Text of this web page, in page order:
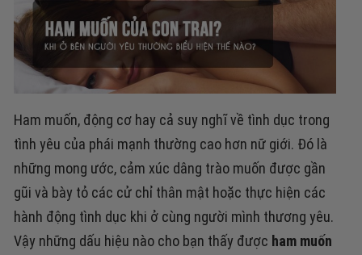
Ham muốn, động cơ hay cả suy nghĩ về tình dục trong
tình yêu của phái mạnh thường cao hơn nữ giới. Đó là
những mong ước, cảm xúc dâng trào muốn được gần
gũi và bày tỏ các cử chỉ thân mật hoặc thực hiện các
hành động tình dục khi ở cùng người mình thương yêu.
Vậy những dấu hiệu nào cho bạn thấy được ham muốn